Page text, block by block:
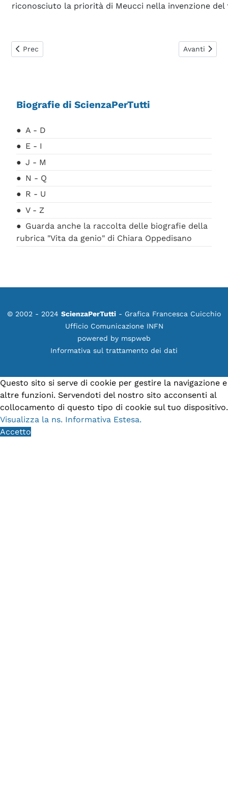
riconosciuto la priorità di Meucci nella invenzione del
Articolo precedente: Becquerel Henri Antoine
Prec Articolo
Avanti
Biografie di ScienzaPerTutti
A - D
E - I
J - M
N - Q
R - U
V - Z
Guarda anche la raccolta delle biografie della
rubrica "Vita da genio" di Chiara Oppedisano
© 2002 - 2024 ScienzaPerTutti - Grafica Francesca Cuicchio
Ufficio Comunicazione INFN
powered by mspweb
Informativa sul trattamento dei dati
Questo sito si serve di cookie per gestire la navigazione e
altre funzioni. Servendoti del nostro sito acconsenti al
collocamento di questo tipo di cookie sul tuo dispositivo.
Visualizza la ns. Informativa Estesa.
Accetto